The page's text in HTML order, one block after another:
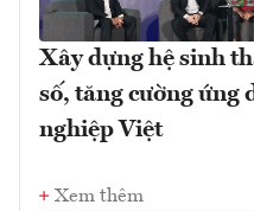
Xây dựng hệ sinh
số, tăng cường ứng
nghiệp Việt
Xem thêm